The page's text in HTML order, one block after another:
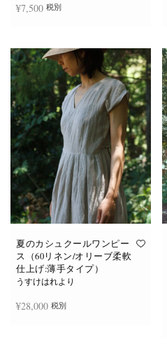
ジ
か
ら
選
択
で
き
ま
す
¥7,500 税別
の
商
品
に
は
複
数
の
バ
リ
エ
ー
シ
ョ
ン
が
あ
り
ま
オ
プ
シ
ョ
夏のカシュクールワンピー
ス（60リネン/オリーブ柔軟
仕上げ:薄手タイプ）
うすけはれより
¥28,000 税別